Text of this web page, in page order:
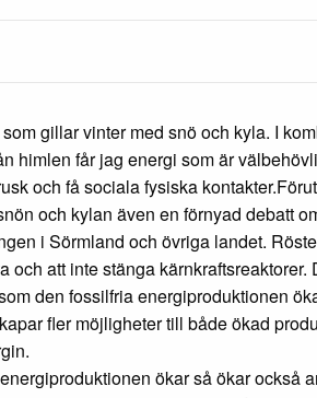
gillar vinter med snö och kyla. I
himlen får jag energi som är
och få sociala fysiska
och kylan även en förnyad debatt
i Sörmland och övriga landet.
och att inte stänga kärnkraftsreaktorer.
den fossilfria energiproduktionen
fler möjligheter till både ökad
ökar så ökar också